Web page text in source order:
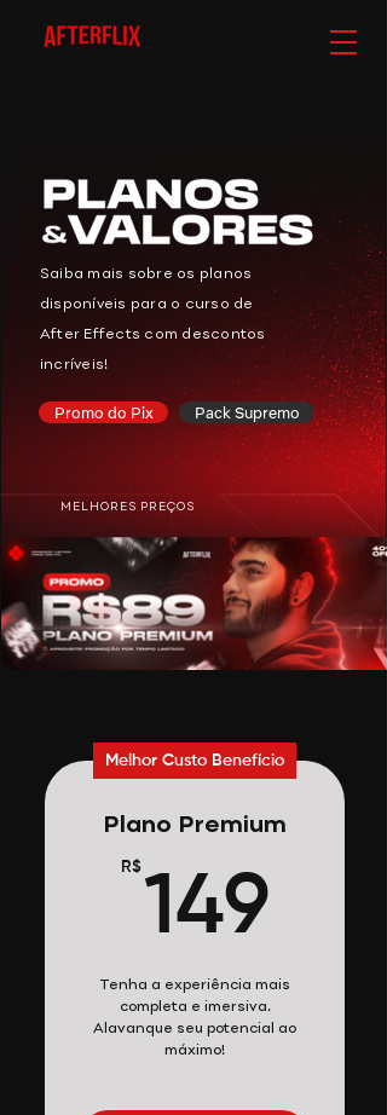
Saiba mais sobre os planos
disponíveis para o curso de
After Effects com descontos
incríveis!
Promo do Pix Pack Supremo
MELHORES PREÇOS
Melhor Custo Benefício
Plano Premium
R$ 149
Tenha a experiência mais
completa e imersiva.
Alavanque seu potencial ao
máximo!